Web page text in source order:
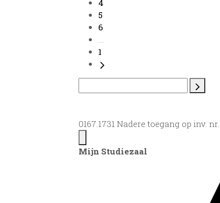
4
5
6
...
1
0167.1731 Nadere toegang op inv.
Mijn Studiezaal